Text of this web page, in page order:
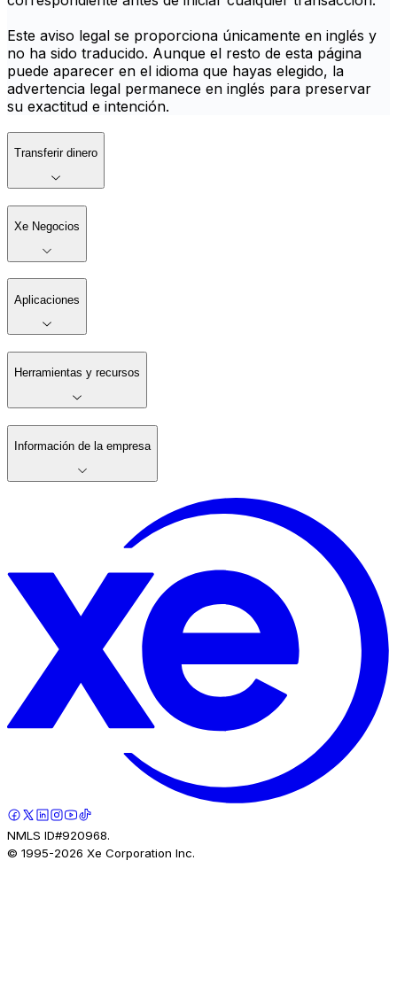
Este aviso legal se proporciona únicamente en inglés y
no ha sido traducido. Aunque el resto de esta página
puede aparecer en el idioma que hayas elegido, la
advertencia legal permanece en inglés para preservar
su exactitud e intención.
Transferir dinero
Xe Negocios
Aplicaciones
Herramientas y recursos
Información de la empresa
NMLS ID#920968.
© 1995-2026 Xe Corporation Inc.